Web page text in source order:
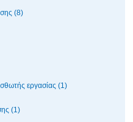
(8)
εργασίας (1)
(1)